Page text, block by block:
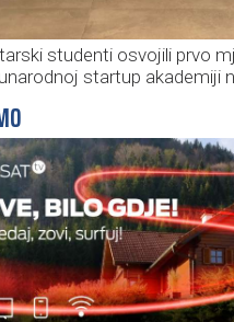
studenti osvojili prvo
startup akademiji